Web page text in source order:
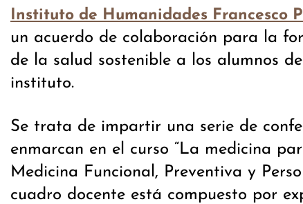
Instituto de Humanidades Francesco
un acuerdo de colaboración para la
de la salud sostenible a los alumnos
instituto.
Se trata de impartir una serie de
enmarcan en el curso “La medicina
Medicina Funcional, Preventiva y
cuadro docente está compuesto por